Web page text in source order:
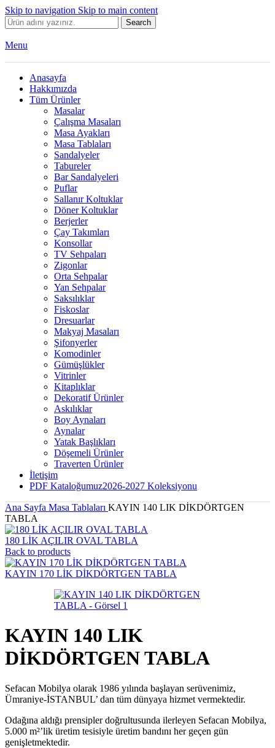
Skip to navigation Skip to main content
Search
Menu
Anasayfa
Hakkımızda
Tüm Ürünler
Masalar
Çalışma Masaları
Masa Ayakları
Masa Tablaları
Sandalyeler
Tabureler
Bar Sandalyeleri
Puflar
Sallanır Koltuklar
Döner Koltuklar
Berjerler
Çay Takımları
Konsollar
TV Sehpaları
Zigonlar
Orta Sehpalar
Yan Sehpalar
Saksılıklar
Fiskoslar
Dresuarlar
Makyaj Masaları
Şifonyerler
Komodinler
Gümüşlükler
Vitrinler
Kitaplıklar
Dekoratif Ürünler
Askılıklar
Boy Aynaları
Aynalar
Yatak Başlıkları
Döşemeli Ürünler
Traverten Ürünler
İletişim
PDF Kataloğumuz2026-2027 Koleksiyonu
Ana Sayfa Masa Tablaları KAYIN 140 LIK DİKDÖRTGEN
TABLA
180 LİK AÇILIR OVAL TABLA
Back to products
KAYIN 170 LİK DİKDÖRTGEN TABLA
KAYIN 140 LIK
DİKDÖRTGEN TABLA
Sefacan Mobilya olarak 1986 yılında başlayan serüvenimiz,
Ümraniye-İSTANBUL’ dan tüm dünyaya hizmet vermektedir.
Odağına aldığı prensipler doğrultusunda ilerleyen Sefacan Mobilya,
5.000 m²’lik üretim tesisiyle üretim bandını her geçen gün
genişletmektedir.